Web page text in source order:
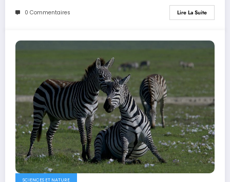
0 Commentaires Lire La Suite
SCIENCES ET NATURE